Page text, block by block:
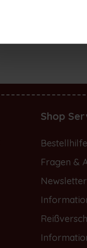
Shop
Bestellhilfe
Fragen &
Newsletter